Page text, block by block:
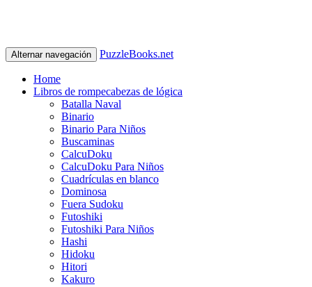
Alternar navegación PuzzleBooks.net
Home
Libros de rompecabezas de lógica
Batalla Naval
Binario
Binario Para Niños
Buscaminas
CalcuDoku
CalcuDoku Para Niños
Cuadrículas en blanco
Dominosa
Fuera Sudoku
Futoshiki
Futoshiki Para Niños
Hashi
Hidoku
Hitori
Kakuro